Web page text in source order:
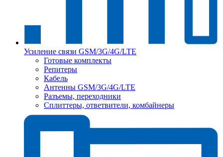
Усиление связи GSM/3G/4G/LTE
Готовые комплекты
Репитеры
Кабель
Антенны GSM/3G/4G/LTE
Разъемы, переходники
Сплиттеры, ответвители, комбайнеры